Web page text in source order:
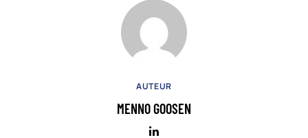
AUTEUR
MENNO GOOSEN